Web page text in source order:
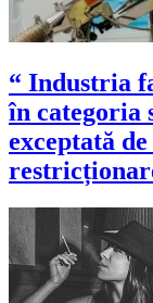
“ Industria
în categoria
exceptată